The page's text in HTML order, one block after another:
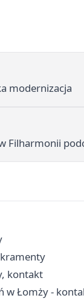
modernizacja
Filharmonii
kontakt
Łomży -